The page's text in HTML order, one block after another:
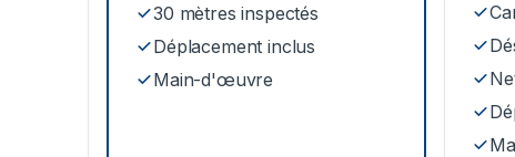
30 mètres inspectés
Déplacement inclus
Main-d'œuvre